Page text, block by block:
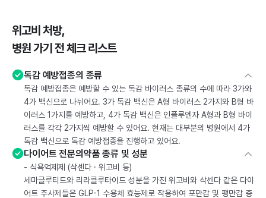
위고비 처방,
병원 가기 전 체크 리스트
독감 예방접종의 종류
독감 예방접종은 예방할 수 있는 독감 바이러스 종류의 수에 따라 3가와
4가 백신으로 나뉘어요. 3가 독감 백신은 A형 바이러스 2가지와 B형 바
이러스 1가지를 예방하고, 4가 독감 백신은 인플루엔자 A형과 B형 바이
러스를 각각 2가지씩 예방할 수 있어요. 현재는 대부분의 병원에서 4가
독감 백신으로 독감 예방접종을 진행하고 있어요.
다이어트 전문의약품 종류 및 성분
- 식욕억제제 (삭센다 · 위고비 등)
세마글루티드와 리라클루타이드 성분을 가진 위고비와 삭센다 같은 다이
어트 주사제들은 GLP-1 수용체 효능제로 작용하여 포만감 및 팽만감 증